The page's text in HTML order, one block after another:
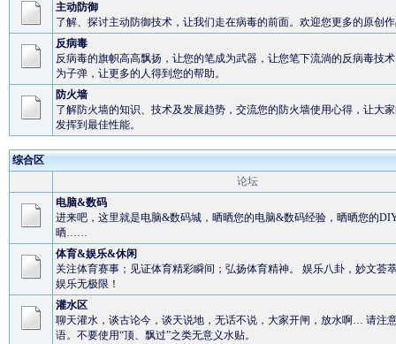
主动防御
了解、探讨主动防御技术，让我们走在病毒的前面。欢迎您更多的原创
反病毒
反病毒的旗帜高高飘扬，让您的笔成为武器，让您笔下流淌的反病毒技
为子弹，让更多的人得到您的帮助。
防火墙
了解防火墙的知识、技术及发展趋势，交流您的防火墙使用心得，让大
发挥到最佳性能。
综合区
论坛
电脑&数码
进来吧，这里就是电脑&数码城，晒晒您的电脑&数码经验，晒晒您的
晒……
体育&娱乐&休闲
关注体育赛事；见证体育精彩瞬间；弘扬体育精神。 娱乐八卦，妙文荟
娱乐无极限！
灌水区
聊天灌水，谈古论今，谈天说地，无话不说，大家开闸，放水啊… 请注
语。不要使用“顶、飘过”之类无意义水贴。